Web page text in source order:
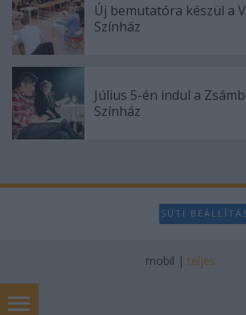
Új bemutatóra készül a
Színház
Július 5-én indul a
Színház
SÜTI
mobil | teljes